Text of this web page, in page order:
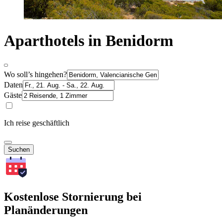
Aparthotels in Benidorm
Wo soll’s hingehen?
Daten
Gäste
Ich reise geschäftlich
Suchen
Kostenlose Stornierung bei
Planänderungen